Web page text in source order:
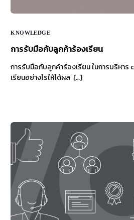
KNOWLEDGE
การรับมือกับลูกค้าร้องเรียน
การรับมือกับลูกค้าร้องเรียน ในการบริหา
เรียนอย่างไรให้ได้ผล […]